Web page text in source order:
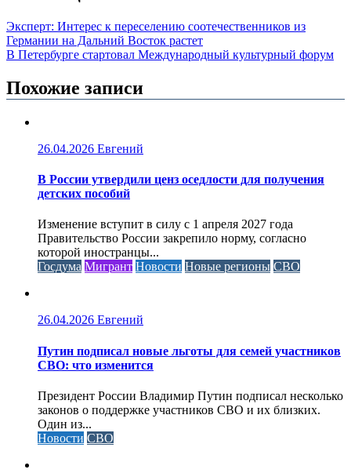
Эксперт: Интерес к переселению соотечественников из
Германии на Дальний Восток растет
В Петербурге стартовал Международный культурный форум
Похожие записи
26.04.2026 Евгений
В России утвердили ценз оседлости для получения
детских пособий
Изменение вступит в силу с 1 апреля 2027 года
Правительство России закрепило норму, согласно
которой иностранцы...
Госдума Мигрант Новости Новые регионы СВО
26.04.2026 Евгений
Путин подписал новые льготы для семей участников
СВО: что изменится
Президент России Владимир Путин подписал несколько
законов о поддержке участников СВО и их близких.
Один из...
Новости СВО